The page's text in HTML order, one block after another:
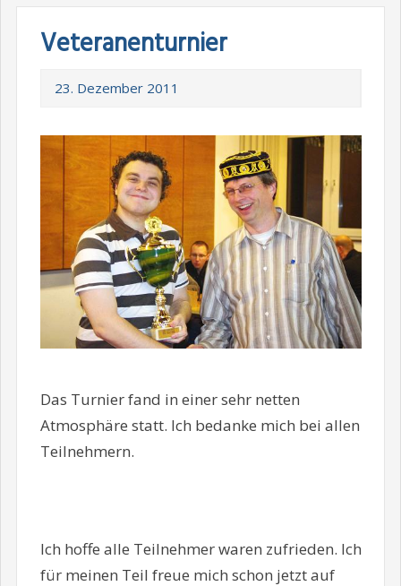
Veteranenturnier
23. Dezember 2011
Das Turnier fand in einer sehr netten
Atmosphäre statt. Ich bedanke mich bei allen
Teilnehmern.
Ich hoffe alle Teilnehmer waren zufrieden. Ich
für meinen Teil freue mich schon jetzt auf